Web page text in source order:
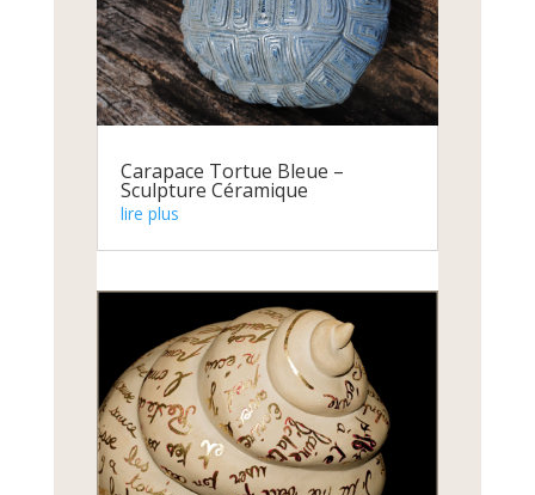
Carapace Tortue Bleue –
Sculpture Céramique
lire plus